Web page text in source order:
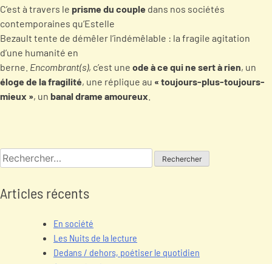
C’est à travers le prisme du couple dans nos sociétés
contemporaines qu’Estelle
Bezault tente de démêler l’indémêlable : la fragile agitation
d’une humanité en
berne. Encombrant(s), c’est une ode à ce qui ne sert à rien, un
éloge de la fragilité, une réplique au « toujours-plus-toujours-
mieux », un banal drame amoureux
Articles récents
En société
Les Nuits de la lecture
Dedans / dehors, poétiser le quotidien